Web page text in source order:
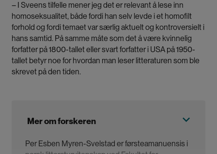
– I Sveens tilfelle mener jeg det er relevant å lese inn
homoseksualitet, både fordi han selv levde i et homofilt
forhold og fordi temaet var særlig aktuelt og kontroversielt i
hans samtid. På samme måte som det å være kvinnelig
forfatter på 1800-tallet eller svart forfatter i USA på 1950-
tallet betyr noe for hvordan man leser litteraturen som ble
skrevet på den tiden.
Mer om forskeren
Per Esben Myren-Svelstad er førsteamanuensis i